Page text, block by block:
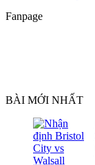
Fanpage
BÀI MỚI NHẤT